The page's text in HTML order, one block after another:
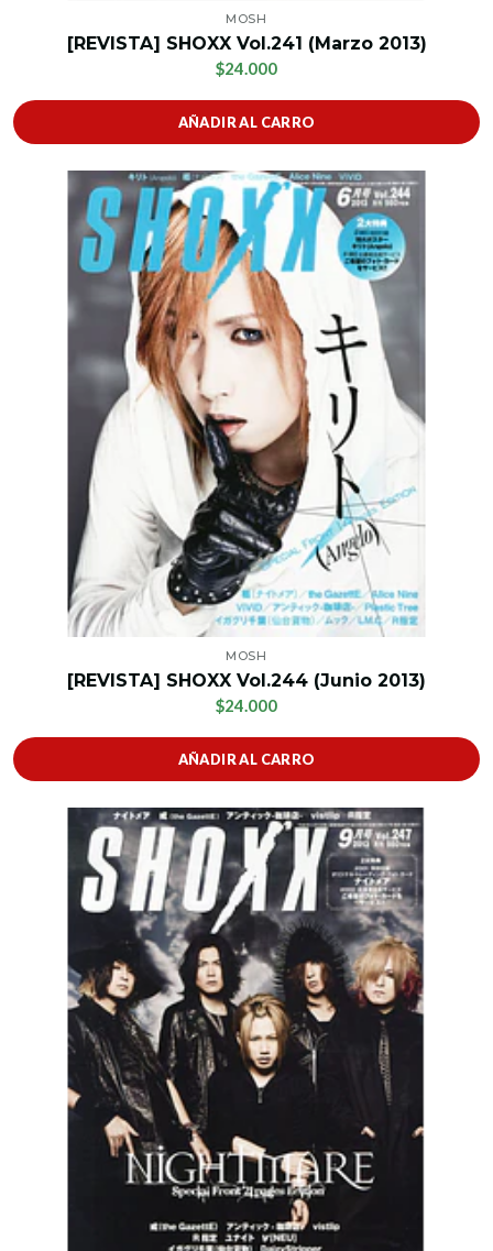
MOSH
[REVISTA] SHOXX Vol.241 (Marzo 2013)
$24.000
AÑADIR AL CARRO
MOSH
[REVISTA] SHOXX Vol.244 (Junio 2013)
$24.000
AÑADIR AL CARRO